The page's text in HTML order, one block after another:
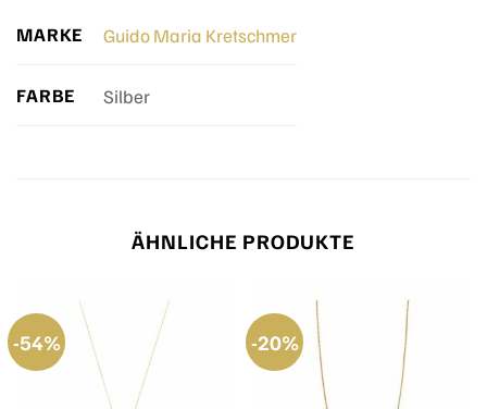
MARKE Guido Maria Kretschmer
FARBE Silber
ÄHNLICHE PRODUKTE
-54% -20%